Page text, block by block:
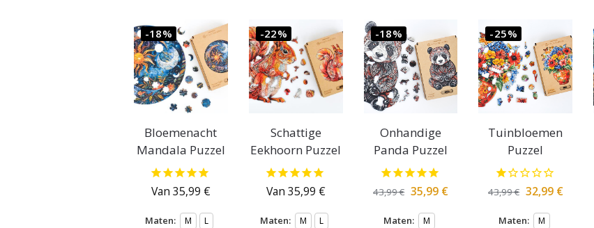
-18%
Bloemenacht
Mandala Puzzel
Van 35,99 €
Maten: M L
-22%
Schattige
Eekhoorn Puzzel
Van 35,99 €
Maten: M L
-18%
Onhandige
Panda Puzzel
43,99€ 35,99 €
Maten: M
-25%
Tuinbloemen
Puzzel
43,99€ 32,99 €
Maten: M